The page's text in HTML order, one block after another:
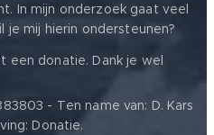
In mijn onderzoek gaat veel
mij hierin ondersteunen?
een donatie. Dank je wel
- Ten name van: D. Kars
Donatie.